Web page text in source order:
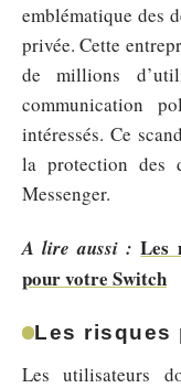
emblématique des
privée. Cette
de millions
communication
intéressés. Ce
la protection des
Messenger.
A lire aussi : Les
pour votre Switch
Les risques
Les utilisateurs